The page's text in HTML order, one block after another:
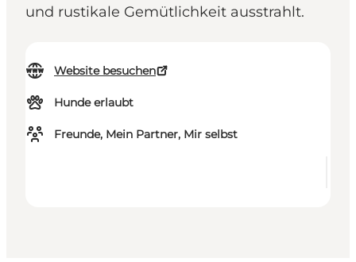
und rustikale Gemütlichkeit ausstrahlt.
Website besuchen
Hunde erlaubt
Freunde, Mein Partner, Mir selbst